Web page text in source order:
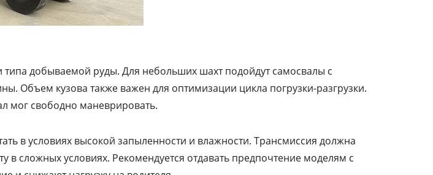
добываемой руды. Для небольших шахт подойдут самосвалы с
кузова также важен для оптимизации цикла погрузки-разгрузки.
мог свободно маневрировать.
в условиях высокой запыленности и влажности. Трансмиссия должна
сложных условиях. Рекомендуется отдавать предпочтение моделям с